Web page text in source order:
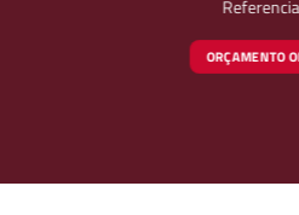
ORÇAMENTO